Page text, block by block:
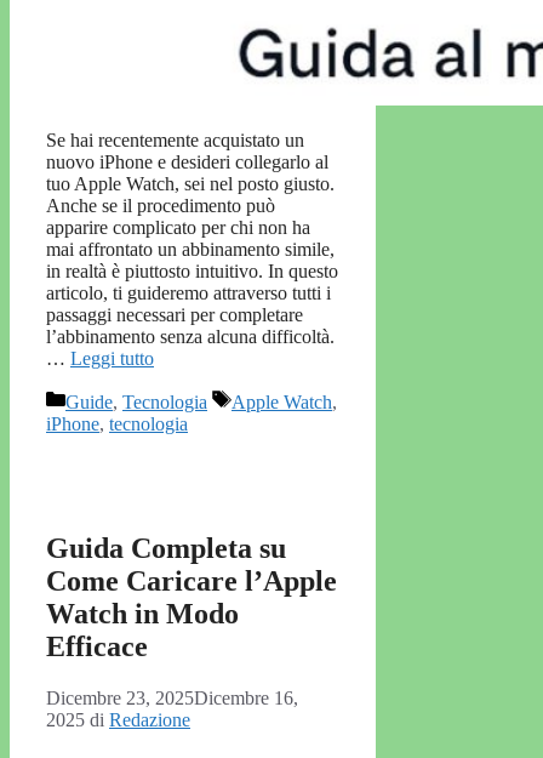
Se hai recentemente acquistato un
nuovo iPhone e desideri collegarlo al
tuo Apple Watch, sei nel posto giusto.
Anche se il procedimento può
apparire complicato per chi non ha
mai affrontato un abbinamento simile,
in realtà è piuttosto intuitivo. In questo
articolo, ti guideremo attraverso tutti i
passaggi necessari per completare
l’abbinamento senza alcuna difficoltà.
… Leggi tutto
Categorie
Guide, Tecnologia Tag
Apple Watch,
iPhone, tecnologia
Guida Completa su
Come Caricare l’Apple
Watch in Modo
Efficace
Dicembre 23, 2025Dicembre 16,
2025 di Redazione